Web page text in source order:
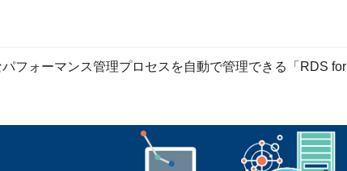
フォーマンス管理プロセスを自動で管理できる「RDS for